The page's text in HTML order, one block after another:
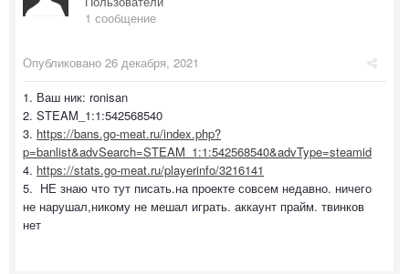
1 сообщение
Опубликовано 26 декабря, 2021
1. Ваш ник: ronisan
2. STEAM_1:1:542568540
3. https://bans.go-meat.ru/index.php?
p=banlist&advSearch=STEAM_1:1:542568540&advType=steamid
4. https://stats.go-meat.ru/playerinfo/3216141
5. НЕ знаю что тут писать.на проекте совсем недавно. ничего
не нарушал,никому не мешал играть. аккаунт прайм. твинков
нет